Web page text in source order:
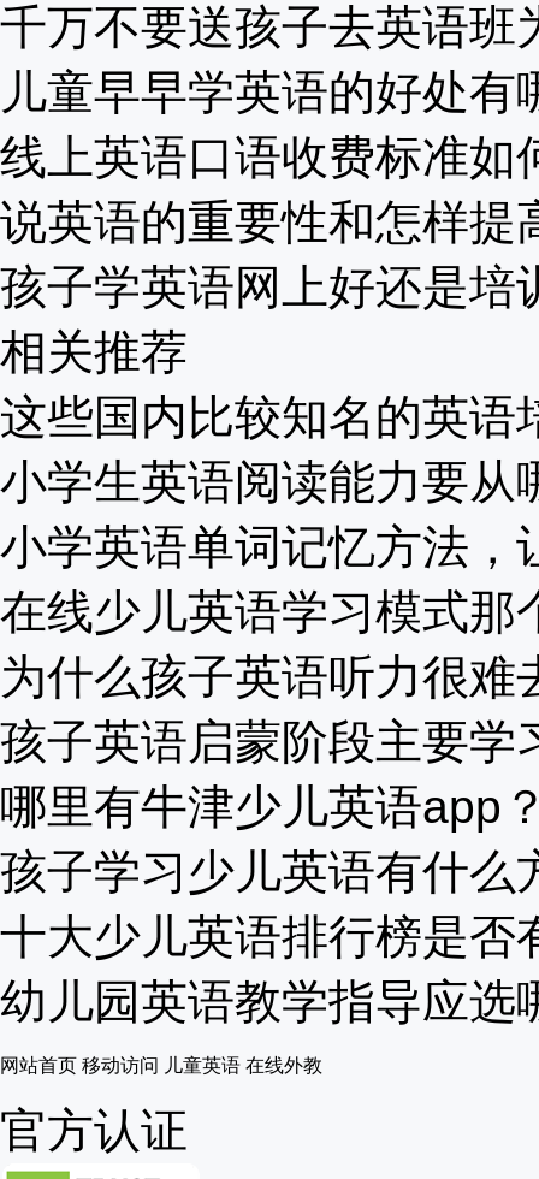
千万不要送孩子去英语班
儿童早早学英语的好处有
线上英语口语收费标准如
说英语的重要性和怎样提
孩子学英语网上好还是培
相关推荐
这些国内比较知名的英语
小学生英语阅读能力要从
小学英语单词记忆方法，
在线少儿英语学习模式那
为什么孩子英语听力很难
孩子英语启蒙阶段主要学
哪里有牛津少儿英语app
孩子学习少儿英语有什么
十大少儿英语排行榜是否
幼儿园英语教学指导应选
网站首页 移动访问 儿童英语 在线外教
官方认证